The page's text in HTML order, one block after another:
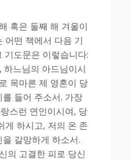
혹은 둘째 해 겨울이
어떤 책에서 다음 기
기도문은 이렇습니다:
하느님의 아드님이시
목마른 제 영혼이 당
들어 주소서. 가장
스런 연인이시여, 당
게 하시고, 저의 온 존
갈망하게 하소서.
의 고결한 피로 당신